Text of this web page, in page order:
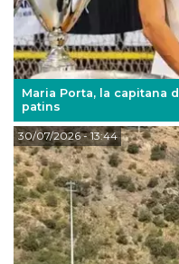
Maria Porta, la capitana
patins
30/07/2026- 13:44